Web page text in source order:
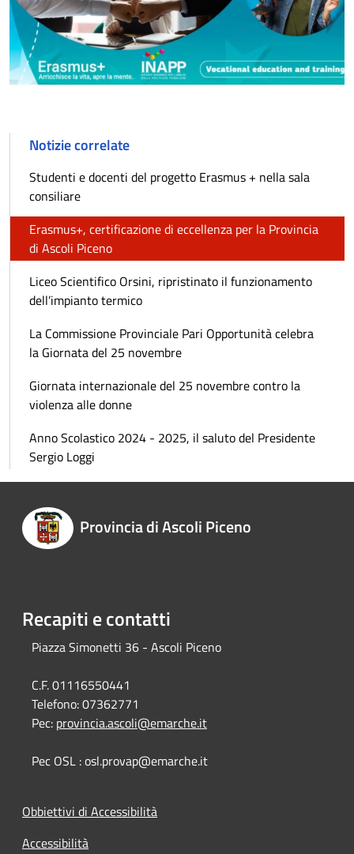
Notizie correlate
Studenti e docenti del progetto Erasmus + nella sala
consiliare
Erasmus+, certificazione di eccellenza per la Provincia
di Ascoli Piceno
Liceo Scientifico Orsini, ripristinato il funzionamento
dell’impianto termico
La Commissione Provinciale Pari Opportunità celebra
la Giornata del 25 novembre
Giornata internazionale del 25 novembre contro la
violenza alle donne
Anno Scolastico 2024 - 2025, il saluto del Presidente
Sergio Loggi
Provincia di Ascoli Piceno
Recapiti e contatti
Piazza Simonetti 36 - Ascoli Piceno
C.F. 01116550441
Telefono:07362771
Pec: provincia.ascoli@emarche.it
Pec OSL : osl.provap@emarche.it
Obbiettivi di Accessibilità
Accessibilità